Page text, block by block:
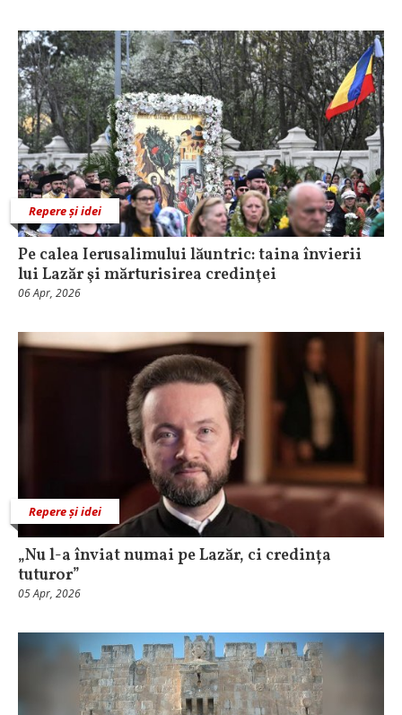
Repere și idei
Pe calea Ierusalimului lăuntric: taina învierii
lui Lazăr şi mărturisirea credinţei
06 Apr, 2026
Repere și idei
„Nu l-a înviat numai pe Lazăr, ci credința
tuturor”
05 Apr, 2026